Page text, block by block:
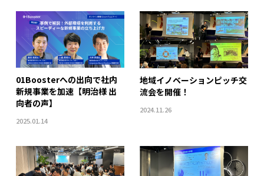
01Boosterへの出向で社内
新規事業を加速【明治様 出
向者の声】
2025.01.14
地域イノベーションピッチ交
流会を開催！
2024.11.26